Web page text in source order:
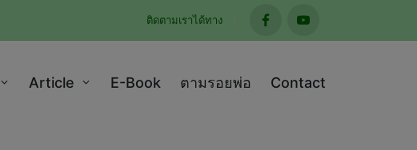
ติดตามเราได้ทาง
facebookyoutube
Article E-Book ตามรอยพ่อ Contact